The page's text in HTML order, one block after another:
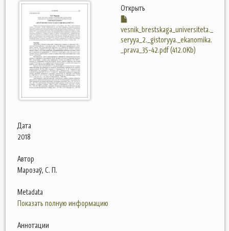
Открыть
vesnik_brestskaga_universiteta._
seryya_2._gistoryya._ekanomika.
_prava_35-42.pdf (412.0Kb)
Дата
2018
Автор
Марозаў, С. П.
Metadata
Показать полную информацию
Аннотации